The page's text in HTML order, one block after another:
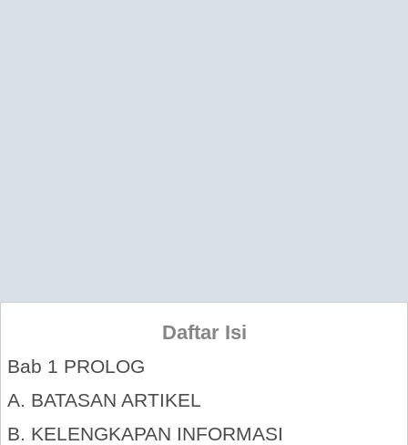
Daftar Isi
Bab 1 PROLOG
A. BATASAN ARTIKEL
B. KELENGKAPAN INFORMASI